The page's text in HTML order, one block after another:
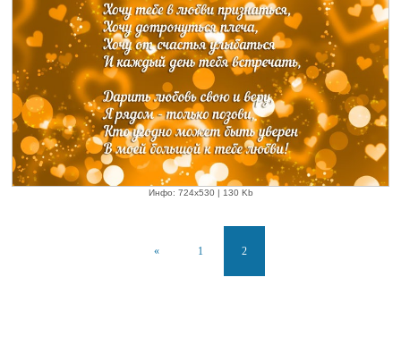
Инфо: 724х530 | 130 Kb
« 1 2